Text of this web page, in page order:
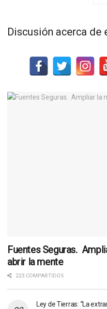
Discusión acerca de
Fuentes Seguras.
abrir la mente
223 COMPARTIDOS
Ley de Tierras: “La